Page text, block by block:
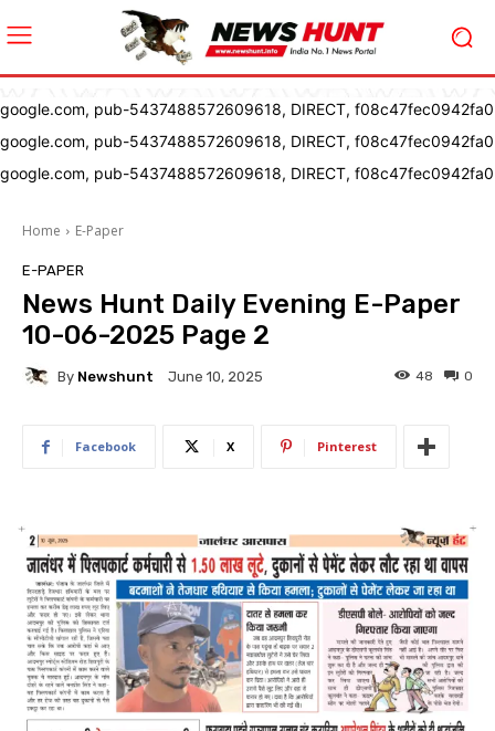
google.com, pub-5437488572609618, DIRECT, f08c47fec0942fa0
google.com, pub-5437488572609618, DIRECT, f08c47fec0942fa0
google.com, pub-5437488572609618, DIRECT, f08c47fec0942fa0
Home E-Paper
E-PAPER
News Hunt Daily Evening E-Paper
10-06-2025 Page 2
By Newshunt June 10, 2025 0
48
Facebook X Pinterest